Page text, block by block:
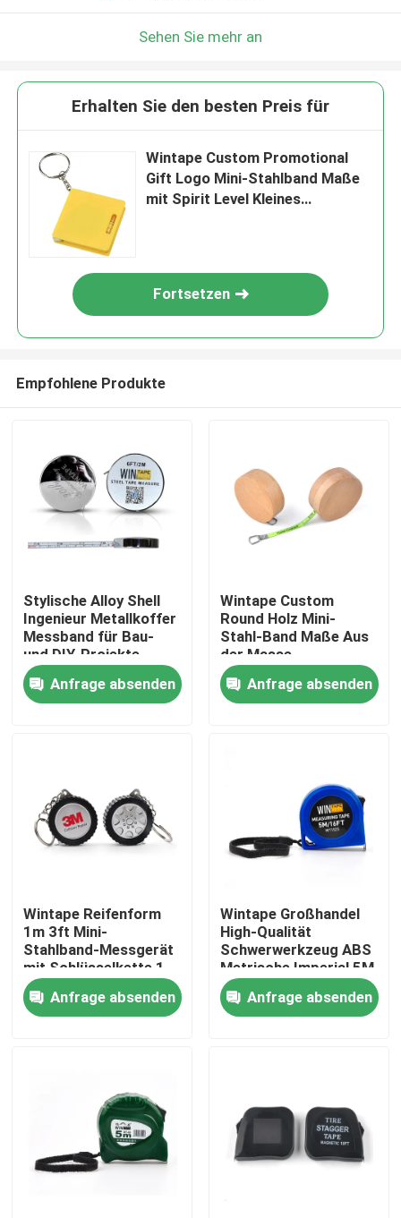
Haus
Über uns
Qualitätskontrolle
Treten Sie mit uns in Verbindung
Kleidungs-Maßband
Laser-Maß-Band
Sehen Sie mehr an
Erhalten Sie den besten Preis für
Wintape Custom Promotional
Gift Logo Mini-Stahlband Maße
mit Spirit Level Kleines
Fortsetzen
Empfohlene Produkte
Stylische Alloy Shell
Ingenieur Metallkoffer
Messband für Bau-
und DIY-Projekte
Anfrage absenden
Wintape Custom
Round Holz Mini-
Stahl-Band Maße Aus
der Masse
herausstechen 1m 3ft
Fluoreszenzgrüne
Klinge Maße
Anfrage absenden
Wintape Reifenform
1m 3ft Mini-
Stahlband-Messgerät
mit Schlüsselkette 1
Meter tragbares
Messgerät für
Mechaniker
Anfrage absenden
Wintape Großhandel
High-Qualität
Schwerwerkzeug ABS
Metrische Imperial 5M
Customized Logo
Druck Stahl Messband
Anfrage absenden